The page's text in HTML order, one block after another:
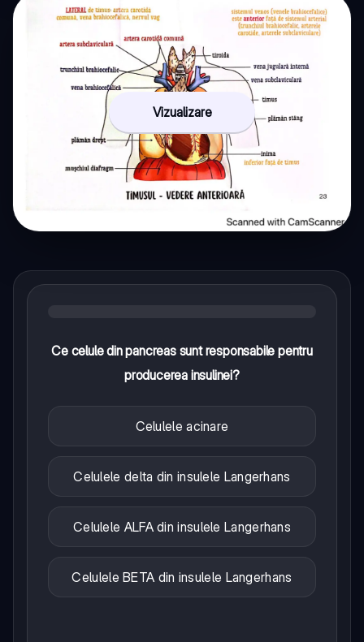
Vizualizare
Ce celule din pancreas sunt responsabile pentru
producerea insulinei?
Celulele acinare
Celulele delta din insulele Langerhans
Celulele ALFA din insulele Langerhans
Celulele BETA din insulele Langerhans